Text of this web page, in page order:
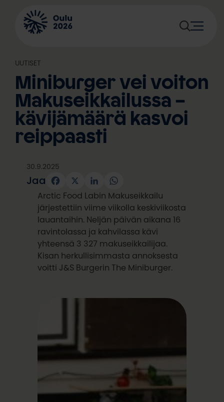
sisältöön
UUTISET
Miniburger vei voiton
Makuseikkailussa –
kävijämäärä kasvoi
reippaasti
30.9.2025
Jaa Facebook
X LinkedInWhatsApp
Arctic Food Labin Makuseikkailu
järjestettiin viime viikolla keskiviikosta
lauantaihin. Neljän päivän aikana 16
ravintolassa ja kahvilassa kävi
yhteensä 3 327 makuseikkailijaa.
Kisan herkullisimmasta annoksesta
voitti J&S Burgerin The Miniburger.